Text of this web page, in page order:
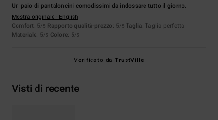
Un paio di pantaloncini comodissimi da indossare tutto il giorno.
Mostra originale - English
Comfort: 5/5 Rapporto qualità-prezzo: 5/5 Taglia: Taglia perfetta
Materiale: 5/5 Colore: 5/5
Verificato daTrustVille
Visti di recente